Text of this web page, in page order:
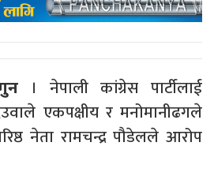
। नेपाली कांग्रेस पार्टीलाई
एकपक्षीय र मनोमानीढगले
नेता रामचन्द्र पौडेलले आरोप